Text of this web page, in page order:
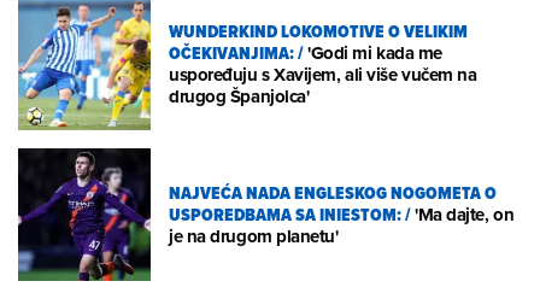
WUNDERKIND LOKOMOTIVE O VELIKIM
OČEKIVANJIMA:/'Godi mi kada me
uspoređuju s Xavijem, ali više vučem na
drugog Španjolca'
NAJVEĆA NADA ENGLESKOG NOGOMETA O
USPOREDBAMA SA INIESTOM:/'Ma dajte, on
je na drugom planetu'